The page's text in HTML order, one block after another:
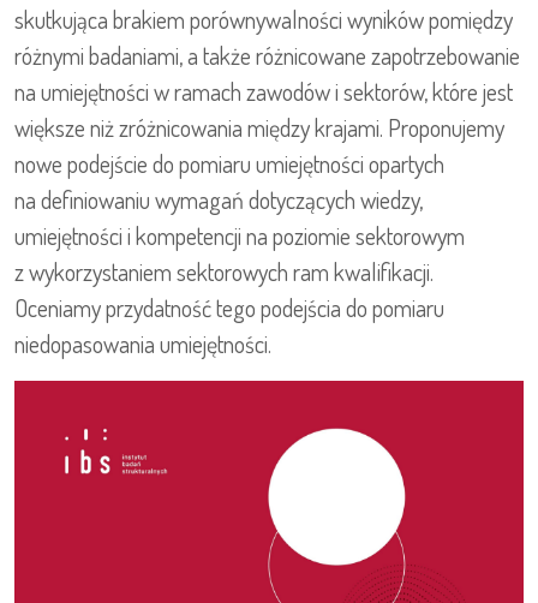
skutkująca brakiem porównywalności wyników pomiędzy
różnymi badaniami, a także różnicowane zapotrzebowanie
na umiejętności w ramach zawodów i sektorów, które jest
większe niż zróżnicowania między krajami. Proponujemy
nowe podejście do pomiaru umiejętności opartych
na definiowaniu wymagań dotyczących wiedzy,
umiejętności i kompetencji na poziomie sektorowym
z wykorzystaniem sektorowych ram kwalifikacji.
Oceniamy przydatność tego podejścia do pomiaru
niedopasowania umiejętności.